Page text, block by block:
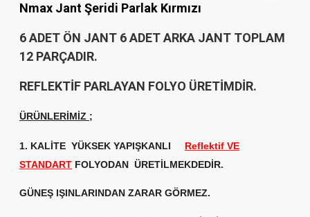
Nmax Jant Şeridi Parlak Kırmızı
6 ADET ÖN JANT 6 ADET ARKA JANT TOPLAM
12 PARÇADIR.
REFLEKTİF PARLAYAN FOLYO ÜRETİMDİR.
ÜRÜNLERİMİZ ;
1. KALİTE YÜKSEK YAPIŞKANLI
Reflektif VE
STANDART FOLYODAN ÜRETİLMEKDEDİR.
GÜNEŞ IŞINLARINDAN ZARAR GÖRMEZ.